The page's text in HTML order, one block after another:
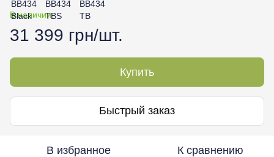
В наличии
31 399 грн/шт.
Купить
Быстрый заказ
В избранное К сравнению